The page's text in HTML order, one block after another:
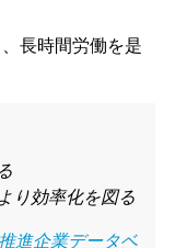
長時間労働を是
り効率化を図る
進企業データベ